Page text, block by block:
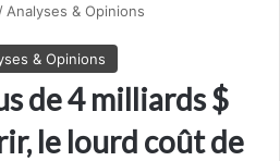
/ Analyses & Opinions
& Opinions
de 4 milliards $
le lourd coût de